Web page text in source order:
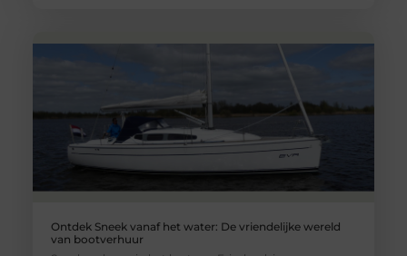
Ontdek Sneek vanaf het water: De vriendelijke wereld
van bootverhuur